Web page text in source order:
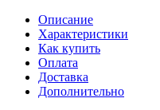
Описание
Характеристики
Как купить
Оплата
Доставка
Дополнительно